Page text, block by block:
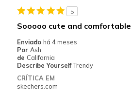
View On Shoes
5
Sooooo cute and comfortable
Enviado há 4 meses
Por Ash
de California
Describe YourselfTrendy
CRÍTICA EM
skechers.com